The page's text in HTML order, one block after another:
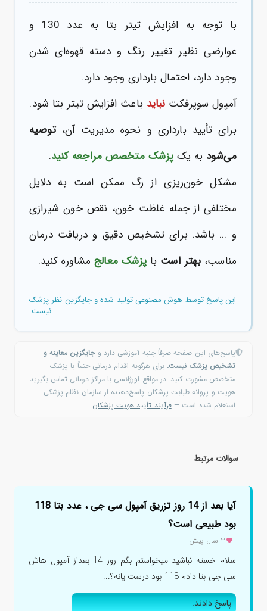
با توجه به افزایش تیتر بتا به عدد 130 و
عوارضی نظیر تغییر رنگ و دسته قهوه‌ای شدن
وجود دارد، احتمال بارداری وجود دارد.
آمپول سوپرفکت نباید باعث افزایش تیتر بتا شود.
برای تأیید بارداری و نحوه مدیریت آن،توصیه
می‌شود به یک پزشک متخصص مراجعه کنید.
مشکل خون‌ریزی از رگ ممکن است به دلایل
مختلفی از جمله غلظت خون، نقص خون شیرازی
و ... باشد. برای تشخیص دقیق و دریافت درمان
مناسب، بهتر است با پزشک معالجمشاوره کنید.
این پاسخ توسط هوش مصنوعی تولید شده و جایگزین نظر پزشک
نیست.
پاسخ‌های این صفحه صرفاً جنبه آموزشی دارد وجایگزین معاینه و
تشخیص پزشک نیست. برای هرگونه اقدام درمانی حتماً با پزشک
متخصص مشورت کنید. در مواقع اورژانسی با مراکز درمانی تماس بگیرید.
هویت و پروانه طبابت پزشکان پاسخ‌دهنده از سازمان نظام پزشکی
استعلام شده است —فرآیند تأیید هویت پزشکان.
سوالات مرتبط
آیا بعد از 14 روز تزریق آمپول سی جی ، عدد بتا 118
بود طبیعی است؟
۳ سال پیش
سلام خسته نباشید میخواستم بگم روز 14 بعداز آمپول هاش
سی جی بتا دادم 118 بود درست یانه؟...
پاسخ دادند.